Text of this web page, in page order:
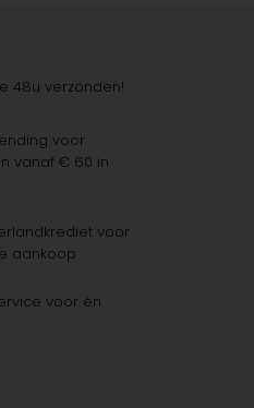
48u verzonden!
voor
vanaf € 60 in
voor
aankoop
voor én